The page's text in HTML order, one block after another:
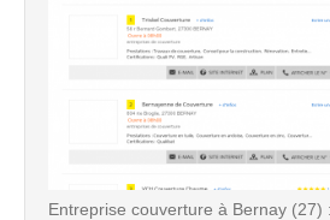
Entreprise couverture à Bernay